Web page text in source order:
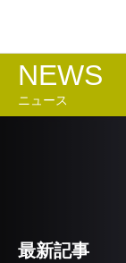
NEWS
ニュース
最新記事